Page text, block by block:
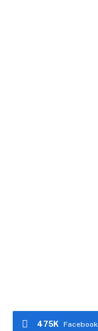
Facebook
475K